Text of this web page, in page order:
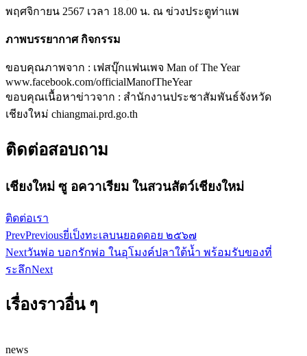
พฤศจิกายน 2567 เวลา 18.00 น. ณ ข่วงประตูท่าแพ
ภาพบรรยากาศ กิจกรรม
ขอบคุณภาพจาก : เฟสบุ๊กแฟนเพจ Man of The Year
www.facebook.com/officialManofTheYear
ขอบคุณเนื้อหาข่าวจาก : สำนักงานประชาสัมพันธ์จังหวัด
เชียงใหม่ chiangmai.prd.go.th
ติดต่อสอบถาม
เชียงใหม่ ซู อควาเรียม ในสวนสัตว์เชียงใหม่
ติดต่อเรา
PrevPreviousยี่เป็งทะเลบนยอดดอย ๒๕๖๗
Nextวันพ่อ บอกรักพ่อ ในอุโมงค์ปลาใต้น้ำ พร้อมรับของที่
ระลึกNext
เรื่องราวอื่น ๆ
news